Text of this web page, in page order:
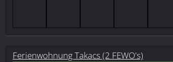
Ferienwohnung Takacs (2 FEWO's)